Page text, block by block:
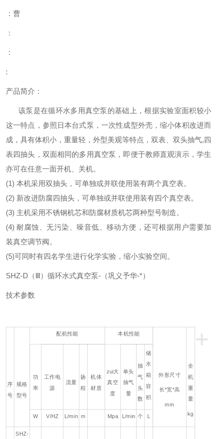
：曹
：
：
:
产品简介：
该泵是在循环水多用真空泵的基础上，根据实验室面积较小
这一特点，参照日本台式泵，一次性成型外壳，缩小体积改进而
成，具有体积小，重量轻，外型美观等特点，双表、双头抽气,四
表四抽头，双面相同的多用真空泵，即便于教师直观演示，学生
亦可在任意一面开机、关机。
(1) 本机采用双抽头，可单独或并联使用装有两个真空表。
(2) 新改进防腐四抽头，可单独或并联使用装有四个真空表。
(3) 主机采用不锈钢机芯和防腐材质机芯两种型号制造。
(4) 耐腐蚀、无污染、噪音低、移动方便，还可根据用户需要加
装真空调节阀。
(5)可同时有四名学生进行化学实验，缩小实验空间。
SHZ-D（Ⅲ）循环水式真空泵-（巩义予华-*）
技术参数
+
序
号
规格
型号
配机性能 本机性能
外形尺寸
长*宽*高
mm
全
机
重
量
kg
功
率
工作电
源
流量
扬
程
机体
材质
zui大
真空
度
单头
抽气
量
抽
气
头
数
储
水
箱
容
积
W V/HZ L/min m Mpa L/min 个 L
SHZ-